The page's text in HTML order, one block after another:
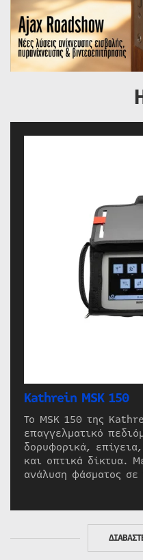
Kathrein MSK 150
Το MSK 150 της
επαγγελματικό
δορυφορικά,
και οπτικά δίκτυα.
ανάλυση φάσματος σε